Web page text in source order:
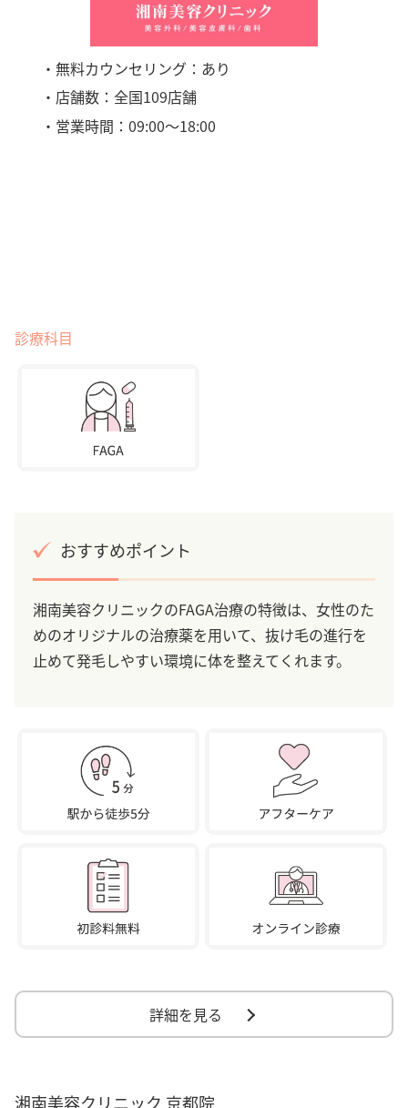
・無料カウンセリング：あり
・店舗数：全国109店舗
・営業時間：09:00〜18:00
診療科目
おすすめポイント
湘南美容クリニックのFAGA治療の特徴は、女性のた
めのオリジナルの治療薬を用いて、抜け毛の進行を
止めて発毛しやすい環境に体を整えてくれます。
詳細を見る
湘南美容クリニック 京都院